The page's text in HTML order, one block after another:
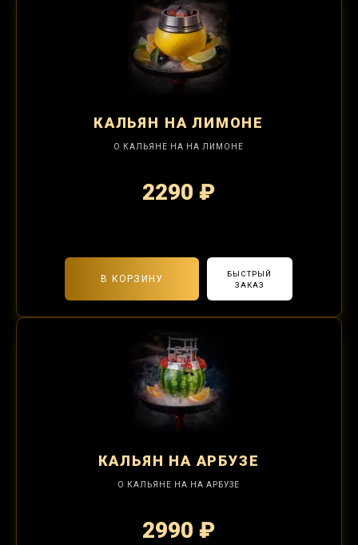
КАЛЬЯН НА ЛИМОНЕ
О КАЛЬЯНЕ НА НА ЛИМОНЕ
2290 ₽
В КОРЗИНУ
БЫСТРЫЙ
ЗАКАЗ
КАЛЬЯН НА АРБУЗЕ
О КАЛЬЯНЕ НА НА АРБУЗЕ
2990 ₽